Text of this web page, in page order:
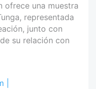
ofrece una muestra
representada
junto con
su relación con
|